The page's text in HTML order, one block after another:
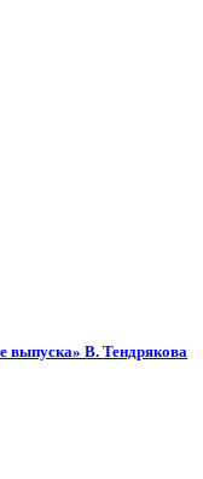
выпуска» В. Тендрякова